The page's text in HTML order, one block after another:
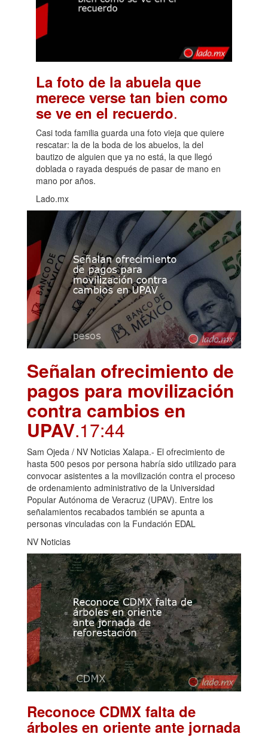
La foto de la abuela que
merece verse tan bien como
se ve en el recuerdo.
Casi toda familia guarda una foto vieja que quiere
rescatar: la de la boda de los abuelos, la del
bautizo de alguien que ya no está, la que llegó
doblada o rayada después de pasar de mano en
mano por años.
Lado.mx
Señalan ofrecimiento de
pagos para movilización
contra cambios en
UPAV.17:44
Sam Ojeda / NV Noticias Xalapa.- El ofrecimiento de
hasta 500 pesos por persona habría sido utilizado para
convocar asistentes a la movilización contra el proceso
de ordenamiento administrativo de la Universidad
Popular Autónoma de Veracruz (UPAV). Entre los
señalamientos recabados también se apunta a
personas vinculadas con la Fundación EDAL
NV Noticias
Reconoce CDMX falta de
árboles en oriente ante jornada